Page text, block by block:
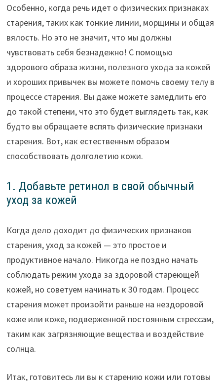
Особенно, когда речь идет о физических признаках
старения, таких как тонкие линии, морщины и общая
вялость. Но это не значит, что мы должны
чувствовать себя безнадежно! С помощью
здорового образа жизни, полезного ухода за кожей
и хороших привычек вы можете помочь своему телу в
процессе старения. Вы даже можете замедлить его
до такой степени, что это будет выглядеть так, как
будто вы обращаете вспять физические признаки
старения. Вот, как естественным образом
способствовать долголетию кожи.
1. Добавьте ретинол в свой обычный
уход за кожей
Когда дело доходит до физических признаков
старения, уход за кожей — это простое и
продуктивное начало. Никогда не поздно начать
соблюдать режим ухода за здоровой стареющей
кожей, но советуем начинать к 30 годам. Процесс
старения может произойти раньше на нездоровой
коже или коже, подверженной постоянным стрессам,
таким как загрязняющие вещества и воздействие
солнца.
Итак, готовитесь ли вы к старению кожи или готовы